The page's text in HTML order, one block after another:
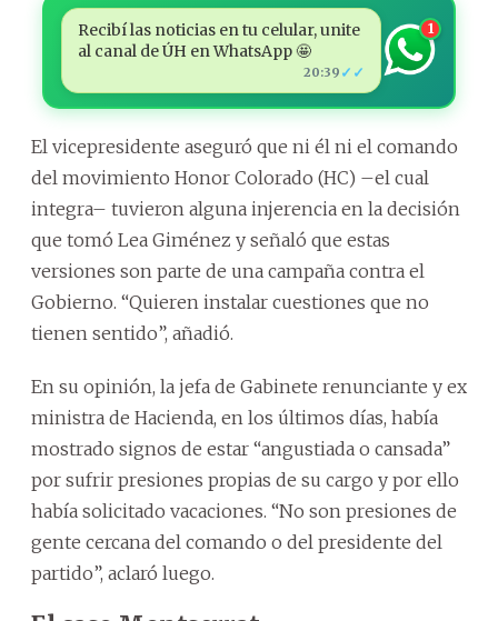
Recibí las noticias en tu celular, unite
al canal de ÚH en WhatsApp 🤩
20:39 ✓✓
1
El vicepresidente aseguró que ni él ni el comando
del movimiento Honor Colorado (HC) –el cual
integra– tuvieron alguna injerencia en la decisión
que tomó Lea Giménez y señaló que estas
versiones son parte de una campaña contra el
Gobierno. “Quieren instalar cuestiones que no
tienen sentido”, añadió.
En su opinión, la jefa de Gabinete renunciante y ex
ministra de Hacienda, en los últimos días, había
mostrado signos de estar “angustiada o cansada”
por sufrir presiones propias de su cargo y por ello
había solicitado vacaciones. “No son presiones de
gente cercana del comando o del presidente del
partido”, aclaró luego.